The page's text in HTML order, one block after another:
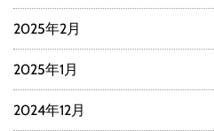
2025年2月
2025年1月
2024年12月